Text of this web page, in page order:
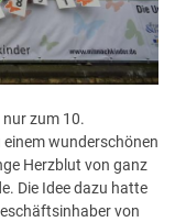
zum 10.
wunderschönen
Herzblut von ganz
Die Idee dazu hatte
von